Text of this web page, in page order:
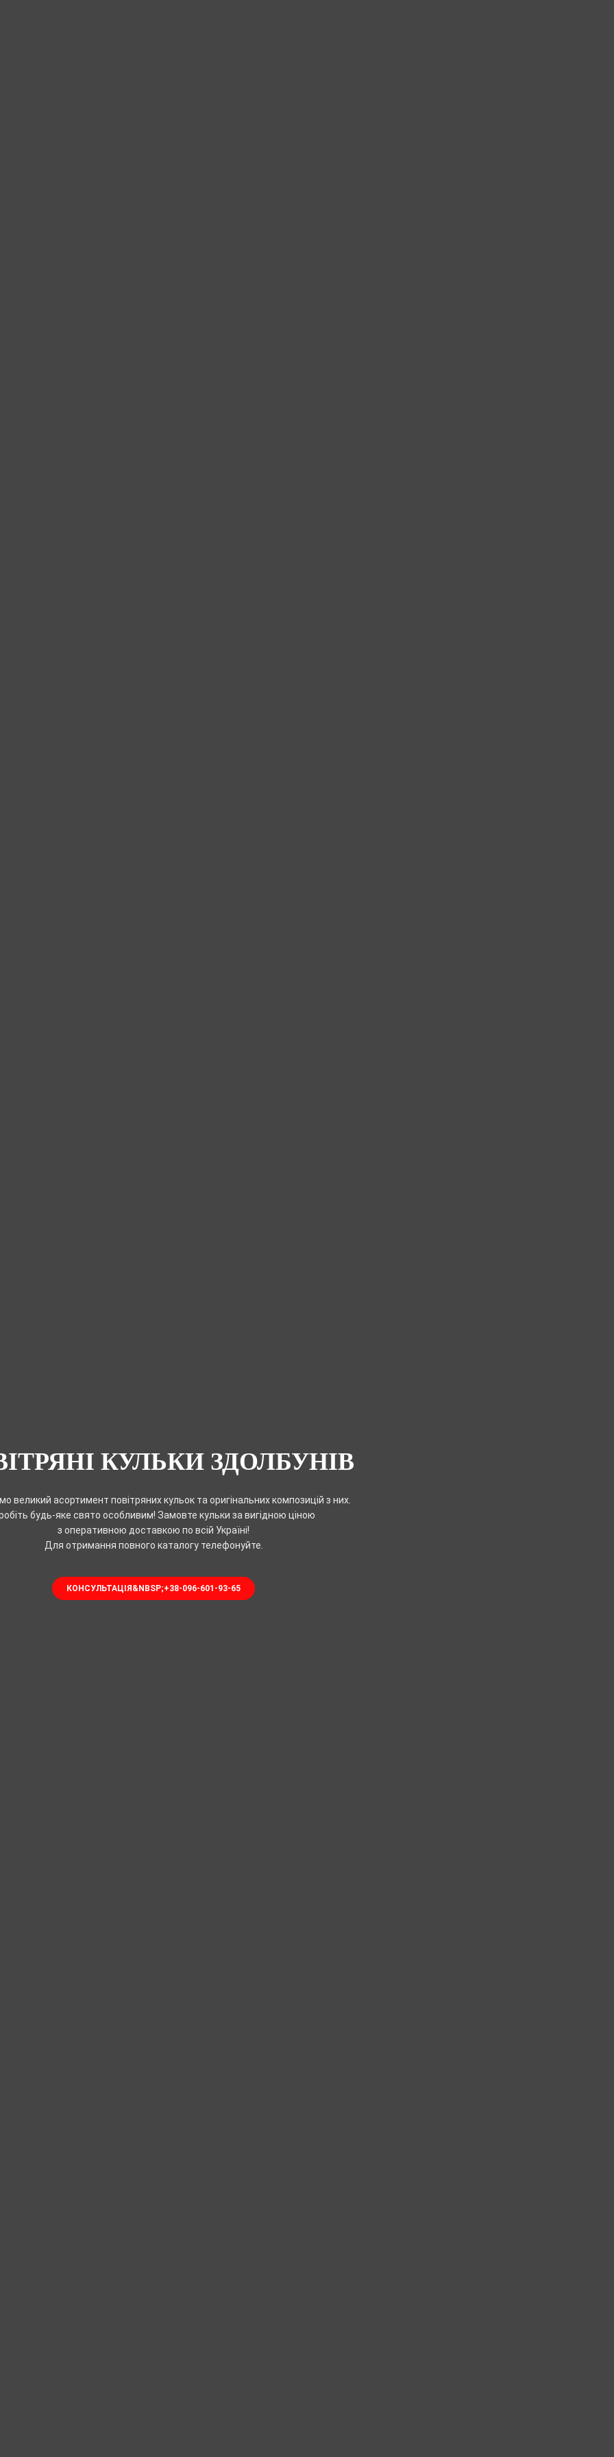
КУЛЬКИ ЗДОЛБУНІВ
великий асортимент повітряних кульок та оригінальних композицій з них.
будь-яке свято особливим! Замовте кульки за вигідною ціною
з оперативною доставкою по всій Україні!
Для отримання повного каталогу телефонуйте.
КОНСУЛЬТАЦІЯ&NBSP;+38-096-601-93-65